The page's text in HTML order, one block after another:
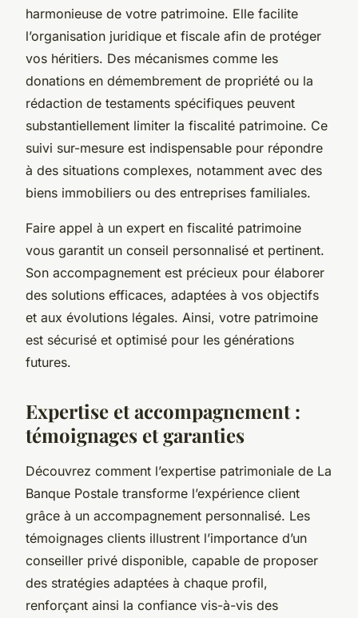
harmonieuse de votre patrimoine. Elle facilite
l’organisation juridique et fiscale afin de protéger
vos héritiers. Des mécanismes comme les
donations en démembrement de propriété ou la
rédaction de testaments spécifiques peuvent
substantiellement limiter la fiscalité patrimoine. Ce
suivi sur-mesure est indispensable pour répondre
à des situations complexes, notamment avec des
biens immobiliers ou des entreprises familiales.
Faire appel à un expert en fiscalité patrimoine
vous garantit un conseil personnalisé et pertinent.
Son accompagnement est précieux pour élaborer
des solutions efficaces, adaptées à vos objectifs
et aux évolutions légales. Ainsi, votre patrimoine
est sécurisé et optimisé pour les générations
futures.
Expertise et accompagnement :
témoignages et garanties
Découvrez comment l’expertise patrimoniale de La
Banque Postale transforme l’expérience client
grâce à un accompagnement personnalisé. Les
témoignages clients illustrent l’importance d’un
conseiller privé disponible, capable de proposer
des stratégies adaptées à chaque profil,
renforçant ainsi la confiance vis-à-vis des